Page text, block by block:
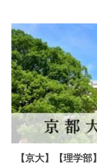
【京大】【理学